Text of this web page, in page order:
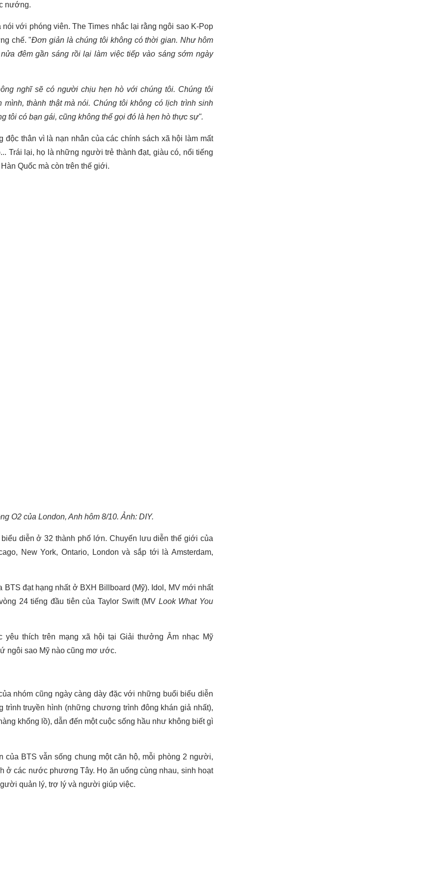
nướng.
nói với phóng viên. The Times nhắc lại rằng ngôi sao K-Pop
chế. "Đơn giản là chúng tôi không có thời gian. Như hôm
đêm gần sáng rồi lại làm việc tiếp vào sáng sớm ngày
nghĩ sẽ có người chịu hẹn hò với chúng tôi. Chúng tôi
thành thật mà nói. Chúng tôi không có lịch trình sinh
tôi có bạn gái, cũng không thể gọi đó là hẹn hò thực sự".
độc thân vì là nạn nhân của các chính sách xã hội làm mất
Trái lại, họ là những người trẻ thành đạt, giàu có, nổi tiếng
Quốc mà còn trên thế giới.
O2 của London, Anh hôm 8/10. Ảnh: DIY.
diễn ở 32 thành phố lớn. Chuyến lưu diễn thế giới của
New York, Ontario, London và sắp tới là Amsterdam,
BTS đạt hạng nhất ở BXH Billboard (Mỹ). Idol, MV mới nhất
24 tiếng đầu tiên của Taylor Swift (MV Look What You
thích trên mạng xã hội tại Giải thưởng Âm nhạc Mỹ
ngôi sao Mỹ nào cũng mơ ước.
nhóm cũng ngày càng dày đặc với những buổi biểu diễn
truyền hình (những chương trình đông khán giả nhất),
khổng lồ), dẫn đến một cuộc sống hầu như không biết gì
của BTS vẫn sống chung một căn hộ, mỗi phòng 2 người,
các nước phương Tây. Họ ăn uống cùng nhau, sinh hoạt
quản lý, trợ lý và người giúp việc.